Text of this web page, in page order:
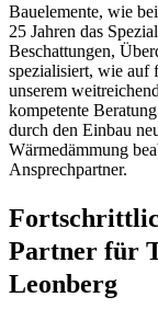
Bauelemente, wie
25 Jahren das
Beschattungen,
spezialisiert, wie auf
unserem
kompetente
durch den Einbau
Wärmedämmung
Ansprechpartner.
Partner für
Leonberg